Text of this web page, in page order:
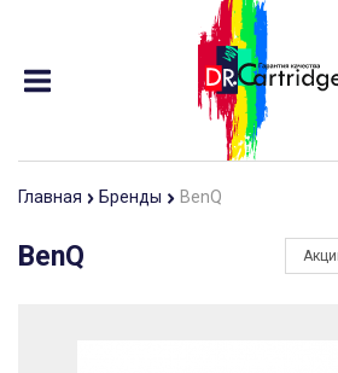
Главная Бренды BenQ
BenQ